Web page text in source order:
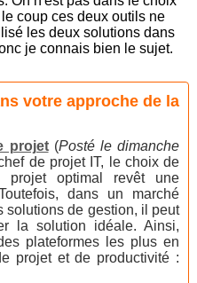
coup ces deux outils ne
les deux solutions dans
je connais bien le sujet.
votre approche de la
projet(Posté le dimanche
de projet IT, le choix de
projet optimal revêt une
dans un marché
solutions de gestion, il peut
la solution idéale. Ainsi,
plateformes les plus en
projet et de productivité :